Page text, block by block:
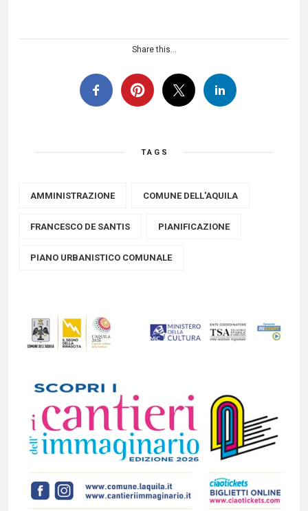
Share this...
TAGS
AMMINISTRAZIONE COMUNE DELL'AQUILA
FRANCESCO DE SANTIS PIANIFICAZIONE
PIANO URBANISTICO COMUNALE